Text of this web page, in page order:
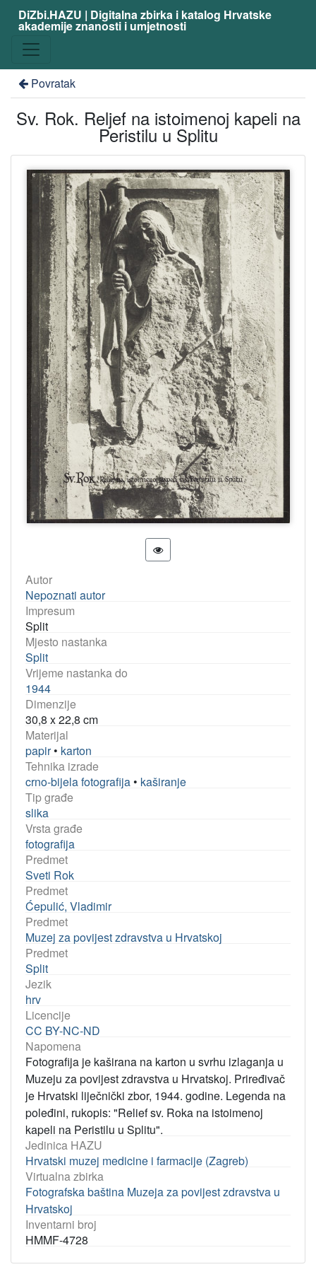
DiZbi.HAZU | Digitalna zbirka i katalog Hrvatske
akademije znanosti i umjetnosti
Povratak
Sv. Rok. Reljef na istoimenoj kapeli na
Peristilu u Splitu
Autor
Nepoznati autor
Impresum
Split
Mjesto nastanka
Split
Vrijeme nastanka do
1944
Dimenzije
30,8 x 22,8 cm
Materijal
papir• karton
Tehnika izrade
crno-bijela fotografija • kaširanje
Tip građe
slika
Vrsta građe
fotografija
Predmet
Sveti Rok
Predmet
Ćepulić, Vladimir
Predmet
Muzej za povijest zdravstva u Hrvatskoj
Predmet
Split
Jezik
hrv
Licencije
CC BY-NC-ND
Napomena
Fotografija je kaširana na karton u svrhu izlaganja u
Muzeju za povijest zdravstva u Hrvatskoj. Priređivač
je Hrvatski liječnički zbor, 1944. godine. Legenda na
poleđini, rukopis: "Relief sv. Roka na istoimenoj
kapeli na Peristilu u Splitu".
Jedinica HAZU
Hrvatski muzej medicine i farmacije (Zagreb)
Virtualna zbirka
Fotografska baština Muzeja za povijest zdravstva u
Hrvatskoj
Inventarni broj
HMMF-4728